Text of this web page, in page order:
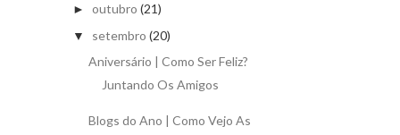
► outubro (21)
▼ setembro (20)
Aniversário | Como Ser Feliz?
Juntando Os Amigos
Blogs do Ano | Como Vejo As